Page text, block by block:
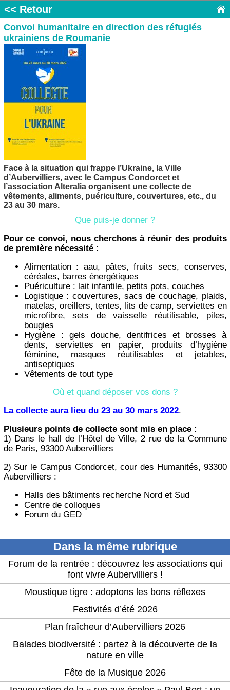
<< Retour
Convoi humanitaire en direction des réfugiés
ukrainiens de Roumanie
Face à la situation qui frappe l’Ukraine, la Ville
d’Aubervilliers, avec le Campus Condorcet et
l’association Alteralia organisent une collecte de
vêtements, aliments, puériculture, couvertures, etc., du
23 au 30 mars.
Que puis-je donner ?
Pour ce convoi, nous cherchons à réunir des produits
de première nécessité :
Alimentation : aau, pâtes, fruits secs, conserves,
céréales, barres énergétiques
Puériculture : lait infantile, petits pots, couches
Logistique : couvertures, sacs de couchage, plaids,
matelas, oreillers, tentes, lits de camp, serviettes en
microfibre, sets de vaisselle réutilisable, piles,
bougies
Hygiène : gels douche, dentifrices et brosses à
dents, serviettes en papier, produits d’hygiène
féminine, masques réutilisables et jetables,
antiseptiques
Vêtements de tout type
Où et quand déposer vos dons ?
La collecte aura lieu du 23 au 30 mars 2022.
Plusieurs points de collecte sont mis en place :
1) Dans le hall de l’Hôtel de Ville, 2 rue de la Commune
de Paris, 93300 Aubervilliers
2) Sur le Campus Condorcet, cour des Humanités, 93300
Aubervilliers :
Halls des bâtiments recherche Nord et Sud
Centre de colloques
Forum du GED
Dans la même rubrique
Forum de la rentrée : découvrez les associations qui
font vivre Aubervilliers !
Moustique tigre : adoptons les bons réflexes
Festivités d’été 2026
Plan fraîcheur d’Aubervilliers 2026
Balades biodiversité : partez à la découverte de la
nature en ville
Fête de la Musique 2026